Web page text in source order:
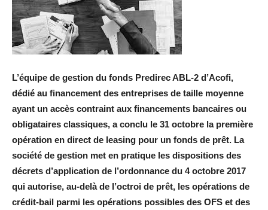
L’équipe de gestion du fonds Predirec ABL-2 d’Acofi,
dédié au financement des entreprises de taille moyenne
ayant un accès contraint aux financements bancaires ou
obligataires classiques, a conclu le 31 octobre la première
opération en direct de leasing pour un fonds de prêt. La
société de gestion met en pratique les dispositions des
décrets d’application de l’ordonnance du 4 octobre 2017
qui autorise, au-delà de l’octroi de prêt, les opérations de
crédit-bail parmi les opérations possibles des OFS et des